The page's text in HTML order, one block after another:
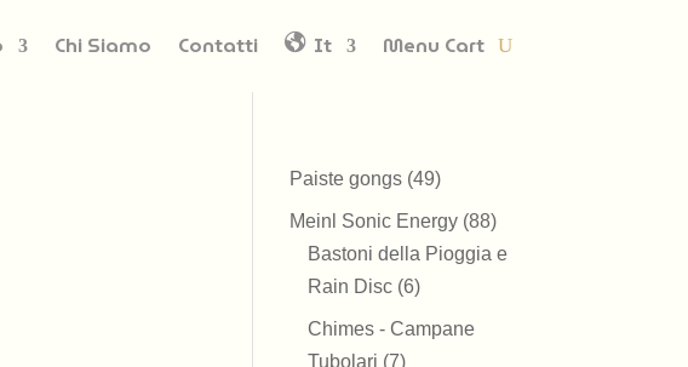
Chi Siamo Contatti It Menu Cart
Paiste gongs 4949
prodotti
Meinl Sonic Energy 8888
prodotti
Bastoni della Pioggia e
Rain Disc 66
Chimes - Campane
Tubolari 77